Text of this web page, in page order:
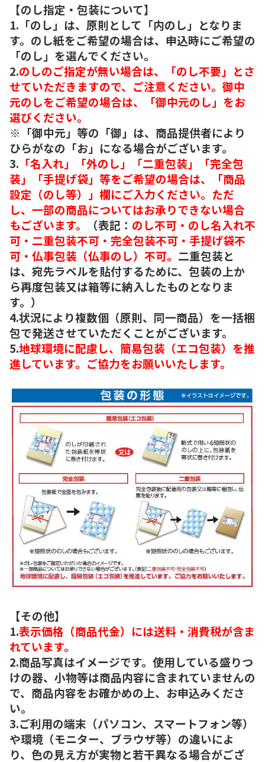
【のし指定・包装について】
1.「のし」は、原則として「内のし」となりま
す。のし紙をご希望の場合は、申込時にご希望の
「のし」を選んでください。
2.のしのご指定が無い場合は、「のし不要」とさ
せていただきますので、ご注意ください。御中
元のしをご希望の場合は、「御中元のし」をお
選びください。
※「御中元」等の「御」は、商品提供者により
ひらがなの「お」になる場合がございます。
3. 「名入れ」「外のし」「二重包装」「完全包
装」「手提げ袋」等をご希望の場合は、「商品
設定（のし等）」欄にご入力ください。ただ
し、一部の商品についてはお承りできない場合
もございます。
（表記： のし不可・のし名入れ不
可・二重包装不可・完全包装不可・手提げ袋不
可・仏事包装（仏事のし）不可。 二重包装と
は、宛先ラベルを貼付するために、包装の上か
ら再度包装又は箱等に納入したものとなりま
す。）
4.状況により複数個（原則、同一商品）を一括梱
包で発送させていただくことがございます。
5.地球環境に配慮し、簡易包装（エコ包装）を推
進しています。ご協力をお願いいたします。
【その他】
1.表示価格（商品代金）には送料・消費税が含ま
れています。
2.商品写真はイメージです。使用している盛りつ
けの器、小物等は商品内容に含まれていませんの
で、商品内容をお確かめの上、お申込みくださ
い。
3.ご利用の端末（パソコン、スマートフォン等）
や環境（モニター、ブラウザ等）の違いによ
り、色の見え方が実物と若干異なる場合がござ